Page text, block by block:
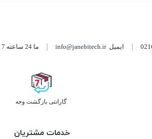
ایمیلinfo@janebitech.ir ما 24 ساعته 7 روز هفته پاسخگوی شما هستیم.
گارانتی بازگشت وجه
خدمات مشتریان